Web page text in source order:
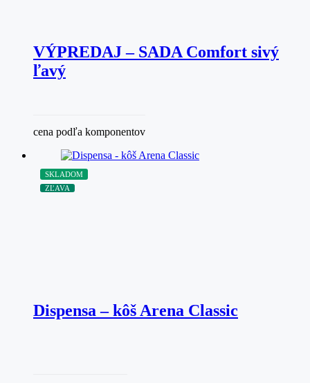
VÝPREDAJ – SADA Comfort sivý
ľavý
cena podľa komponentov
SKLADOM
ZĽAVA
Dispensa – kôš Arena Classic